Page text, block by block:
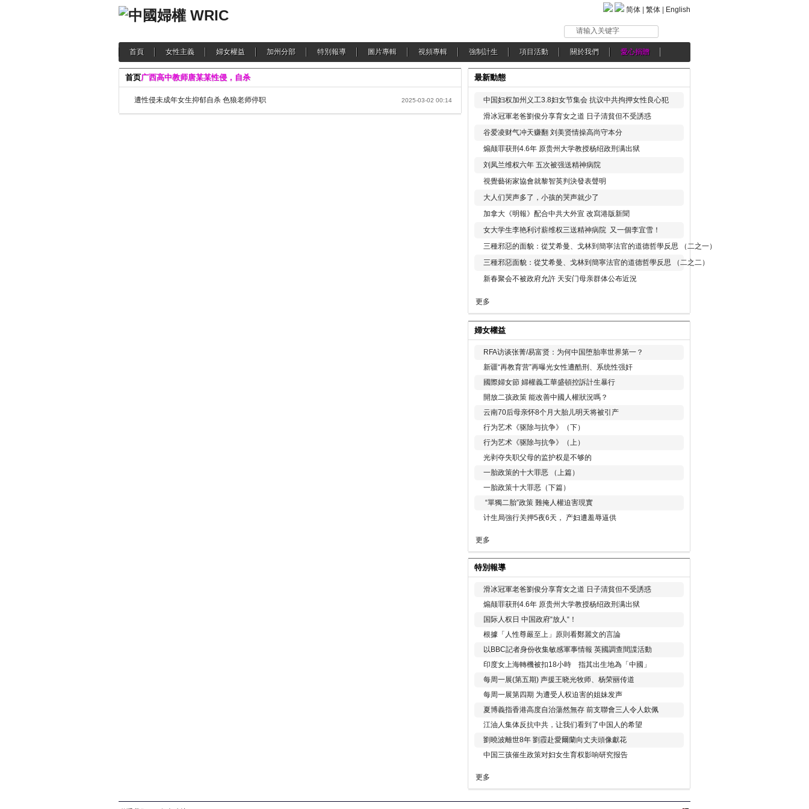
简体 繁体 English
请输入关键字
首頁 女性主義 婦女權益 加州分部 特別報導 圖片專輯 視頻專輯 強制計生 項目活動 關於我們 愛心捐贈
首页广西高中教师唐某某性侵，自杀
遭性侵未成年女生抑郁自杀 色狼老师停职 2025-03-02 00:14
最新動態
中国妇权加州义工3.8妇女节集会 抗议中共拘押女性良心犯
滑冰冠軍老爸劉俊分享育女之道 日子清貧但不受誘惑
谷爱凌财气冲天赚翻 刘美贤情操高尚守本分
煽颠罪获刑4.6年 原贵州大学教授杨绍政刑满出狱
刘凤兰维权六年 五次被强送精神病院
視覺藝術家協會就黎智英判決發表聲明
大人们哭声多了，小孩的哭声就少了
加拿大《明報》配合中共大外宣 改寫港版新聞
女大学生李艳利讨薪维权三送精神病院 又一個李宜雪！
三種邪惡的面貌：從艾希曼、戈林到簡寧法官的道德哲學反思 （二之一）
三種邪惡面貌：從艾希曼、戈林到簡寧法官的道德哲學反思 （二之二）
新春聚会不被政府允許 天安门母亲群体公布近況
更多
婦女權益
RFA访谈张菁/易富贤：为何中国堕胎率世界第一？
新疆“再教育营”再曝光女性遭酷刑、系统性强奸
國際婦女節 婦權義工華盛頓控訴計生暴行
開放二孩政策 能改善中國人權狀況嗎？
云南70后母亲怀8个月大胎儿明天将被引产
行为艺术《驱除与抗争》（下）
行为艺术《驱除与抗争》（上）
光剥夺失职父母的监护权是不够的
一胎政策的十大罪恶 （上篇）
一胎政策十大罪恶（下篇）
“單獨二胎”政策 難掩人權迫害現實
计生局強行关押5夜6天， 产妇遭羞辱逼供
更多
特別報導
滑冰冠軍老爸劉俊分享育女之道 日子清貧但不受誘惑
煽颠罪获刑4.6年 原贵州大学教授杨绍政刑满出狱
国际人权日 中国政府“放人“！
根據「人性尊嚴至上」原則看鄭麗文的言論
以BBC記者身份收集敏感軍事情報 英國調查間諜活動
印度女上海轉機被扣18小時 指其出生地為「中國」
每周一展(第五期) 声援王晓光牧师、杨荣丽传道
每周一展第四期 为遭受人权迫害的姐妹发声
夏博義指香港高度自治蕩然無存 前支聯會三人令人欽佩
江油人集体反抗中共，让我们看到了中国人的希望
劉曉波離世8年 劉霞赴愛爾蘭向丈夫頭像獻花
中国三孩催生政策对妇女生育权影响研究报告
更多